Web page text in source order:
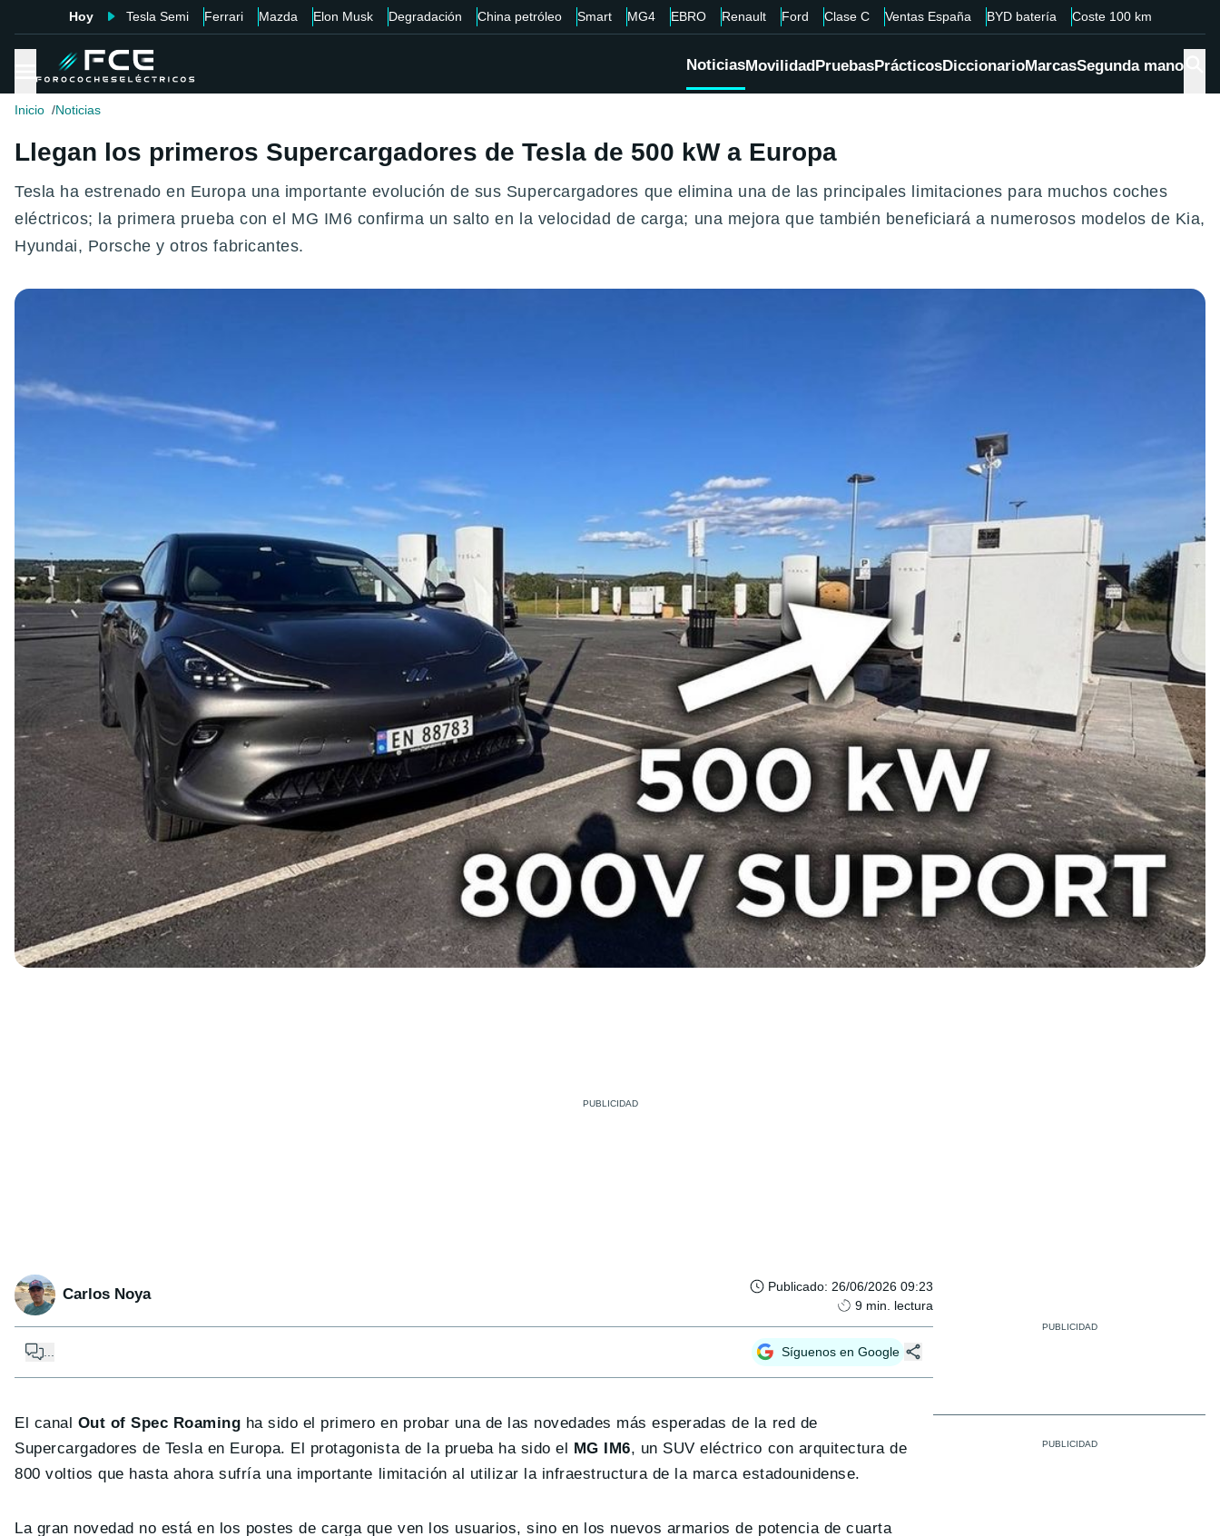
Hoy Tesla Semi Ferrari Mazda Elon Musk Degradación China petróleo Smart MG4 EBRO Renault Ford Clase C Ventas España BYD batería Coste 100 km
NoticiasMovilidadPruebasPrácticosDiccionarioMarcasSegunda mano
Inicio Noticias
Llegan los primeros Supercargadores de Tesla de 500 kW a Europa
Tesla ha estrenado en Europa una importante evolución de sus Supercargadores que elimina una de las principales limitaciones para muchos coches
eléctricos; la primera prueba con el MG IM6 confirma un salto en la velocidad de carga; una mejora que también beneficiará a numerosos modelos de Kia,
Hyundai, Porsche y otros fabricantes.
Carlos Noya Publicado: 26/06/2026 09:23
9 min. lectura
Síguenos en Google
El canal Out of Spec Roaming ha sido el primero en probar una de las novedades más esperadas de la red de
Supercargadores de Tesla en Europa. El protagonista de la prueba ha sido el MG IM6, un SUV eléctrico con arquitectura de
800 voltios que hasta ahora sufría una importante limitación al utilizar la infraestructura de la marca estadounidense.
La gran novedad no está en los postes de carga que ven los usuarios, sino en los nuevos armarios de potencia de cuarta